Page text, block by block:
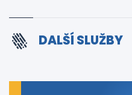
DALŠÍ SLUŽBY